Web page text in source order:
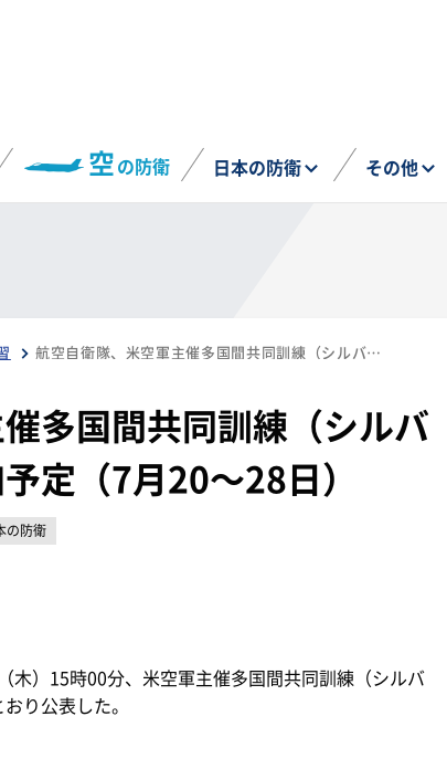
空の防衛 日本の防衛 その他
航空自衛隊、米空軍主催多国間共同訓練（シルバー・フラッグ）に参加予定（7月20～28日）
多国間共同訓練（シルバ
定（7月20～28日）
の防衛
）15時00分、米空軍主催多国間共同訓練（シルバ
り公表した。